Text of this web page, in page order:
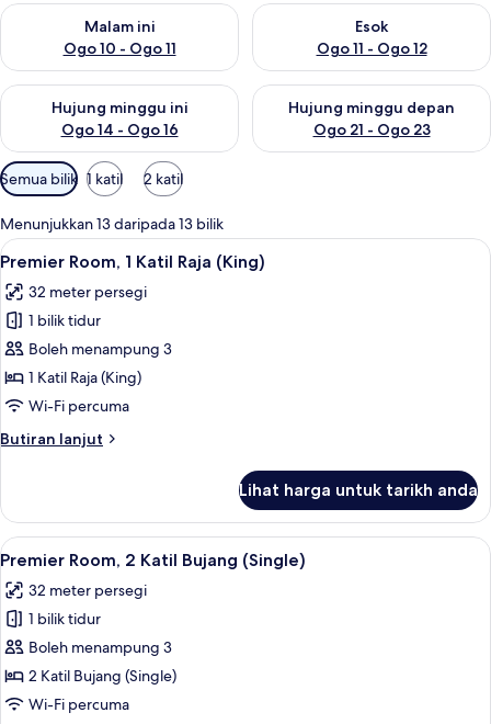
Malam ini
Ogo 10 - Ogo 11
Semak ketersediaan untuk malam ini Ogo 10 - Ogo 11
Esok
Ogo 11 - Ogo 12
Semak ketersediaan untuk
Hujung minggu ini
Ogo 14 - Ogo 16
Semak ketersediaan untuk hujung minggu ini Ogo 14 - Ogo 16
Hujung minggu depan
Ogo 21 - Ogo 23
Semak ketersediaan untuk
Penapis
yang
tersedia
untuk
bilik
Semua bilik 1 katil 2 katil
Menunjukkan 13 daripada 13 bilik
Lihat
semua
foto
untuk
Premier
Room,
1
Raja
Gebar bulu kapas, peti besi dalam
7
Premier Room, 1 Katil Raja (King)
32 meter persegi
1 bilik tidur
Boleh menampung 3
1 Katil Raja (King)
Wi-Fi percuma
Butiran lanjut
Butiran
Room,
Katil
(King)
Lihat harga untuk tarikh anda
Lihat
semua
foto
untuk
Premier
Room,
2
Gebar bulu kapas, peti besi dalam
6
Premier Room, 2 Katil Bujang (Single)
32 meter persegi
1 bilik tidur
Boleh menampung 3
2 Katil Bujang (Single)
Wi-Fi percuma